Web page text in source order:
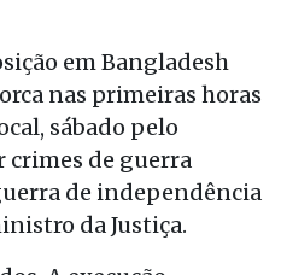
em Bangladesh
nas primeiras horas
sábado pelo
crimes de guerra
de independência
da Justiça.